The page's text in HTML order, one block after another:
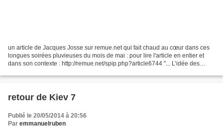
un article de Jacques Josse sur remue.net qui fait chaud au cœur dans ces
longues soirées pluvieuses du mois de mai : pour lire l'article en entier et
dans son contexte : http://remue.net/spip.php?article6744 "... L’idée des
retour de Kiev 7
Publié le 20/05/2014 à 20:56
Par emmanuelruben